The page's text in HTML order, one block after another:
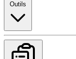
Outils